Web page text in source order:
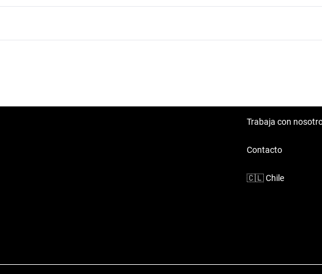
Trabaja con
Contacto
🇨🇱Chile